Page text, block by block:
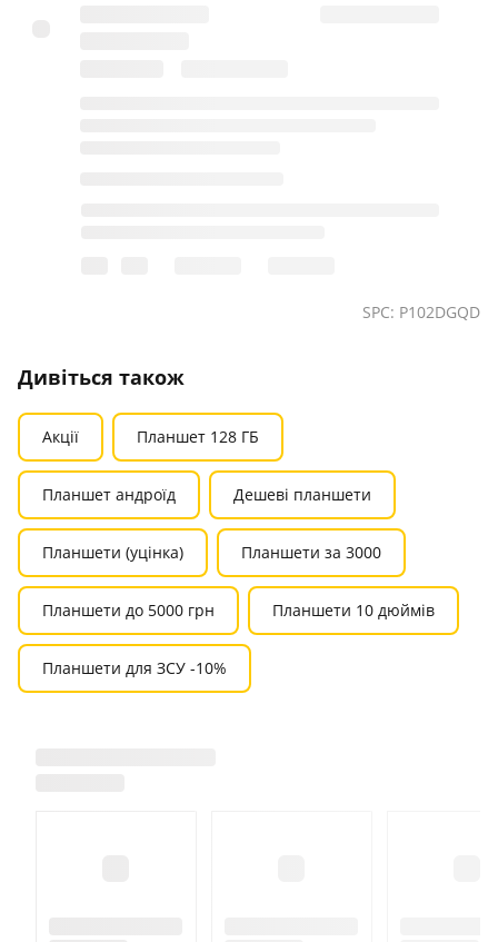
SPC: P102DGQD
Дивіться також
Акції Планшет 128 ГБ
Планшет андроїд Дешеві планшети
Планшети (уцінка) Планшети за 3000
Планшети до 5000 грн Планшети 10 дюймів
Планшети для ЗСУ -10%